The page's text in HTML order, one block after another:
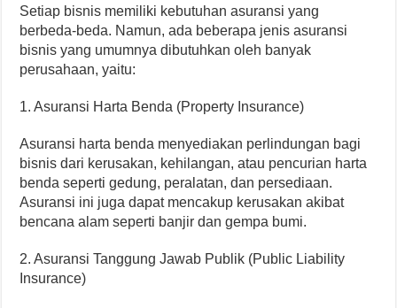
Setiap bisnis memiliki kebutuhan asuransi yang
berbeda-beda. Namun, ada beberapa jenis asuransi
bisnis yang umumnya dibutuhkan oleh banyak
perusahaan, yaitu:
1. Asuransi Harta Benda (Property Insurance)
Asuransi harta benda menyediakan perlindungan bagi
bisnis dari kerusakan, kehilangan, atau pencurian harta
benda seperti gedung, peralatan, dan persediaan.
Asuransi ini juga dapat mencakup kerusakan akibat
bencana alam seperti banjir dan gempa bumi.
2. Asuransi Tanggung Jawab Publik (Public Liability
Insurance)